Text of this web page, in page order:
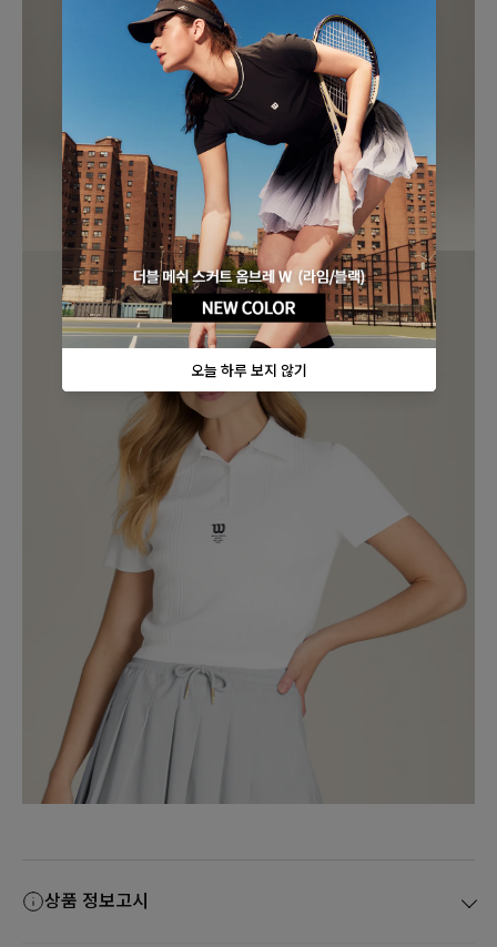
상품 정보고시